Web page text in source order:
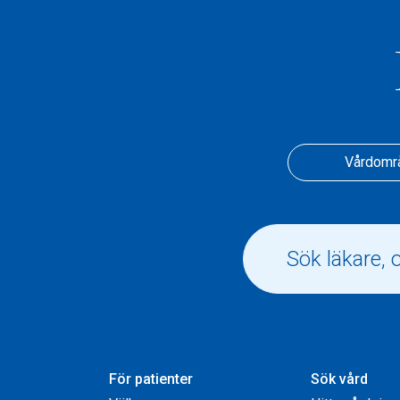
För patienter
Sök vård